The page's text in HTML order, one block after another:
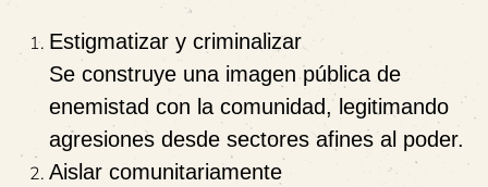
Estigmatizar y criminalizar
Se construye una imagen pública de
enemistad con la comunidad, legitimando
agresiones desde sectores afines al poder.
Aislar comunitariamente